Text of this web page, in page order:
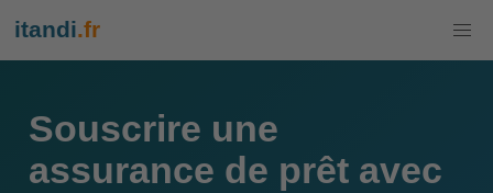
itandi.fr
Souscrire une
assurance de prêt avec